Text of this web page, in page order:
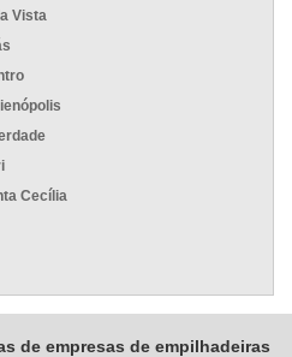
Vista
Cecília
de empresas de empilhadeiras